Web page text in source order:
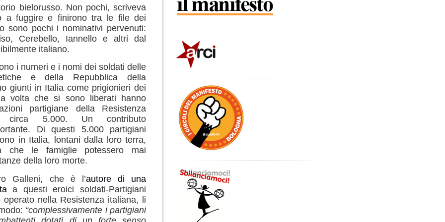
bielorusso. Non pochi, scriveva
a fuggire e finirono tra le file dei
sono pochi i nominativi pervenuti:
Cerebello, Iannello e altri dal
italiano.
i numeri e i nomi dei soldati delle
e della Repubblica della
giunti in Italia come prigionieri dei
volta che si sono liberati hanno
partigiane della Resistenza
circa 5.000. Un contributo
Di questi 5.000 partigiani
in Italia, lontani dalla loro terra,
le famiglie potessero mai
della loro morte.
Galleni, che è l’autore di una
a questi eroici soldati-Partigiani
nella Resistenza italiana, li
“complessivamente i partigiani